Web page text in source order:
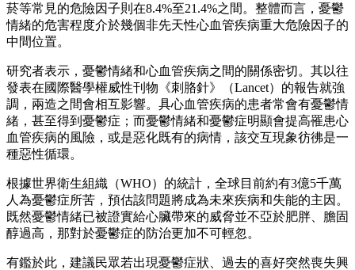
菸等常見的危險因子則在8.4%至21.4%之間。整體而言，憂鬱
情緒的危害程度介於幾個非先天性心血管疾病重大危險因子的
中間位置。
研究者表示，憂鬱情緒和心血管疾病之間的關係密切。其以往
發表在國際醫學權威性刊物《刺胳針》（Lancet）的報告就強
調，兩造之間會相互影響。具心血管疾病的患者常會有憂鬱情
緒，甚至得到憂鬱症；而憂鬱情緒和憂鬱症明顯會提高罹患心
血管疾病的風險，或是惡化既有的病情，該交互現象彷彿是一
種惡性循環。
根據世界衛生組織（WHO）的統計，全球目前約有3億5千萬
人為憂鬱症所苦，預估該問題將成為未來疾病和失能的主因。
既然憂鬱情緒已被證實給心臟帶來的威脅並不亞於肥胖、膽固
醇過高，那對於憂鬱症的防治更加不可輕忽。
有鑑於此，建議民眾若出現憂鬱症狀、過去的喜好突然喪失興